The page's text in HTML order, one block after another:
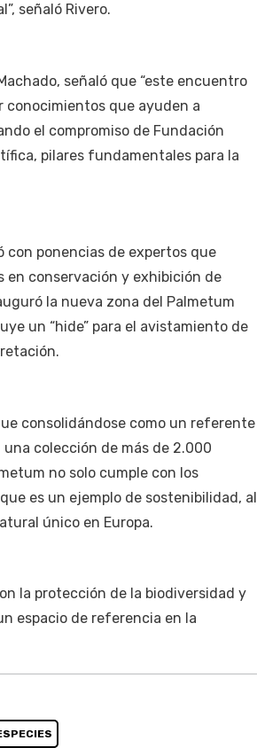
señaló Rivero.
señaló que “este encuentro
que ayuden a
el compromiso de Fundación
pilares fundamentales para la
con ponencias de expertos que
en conservación y exhibición de
la nueva zona del Palmetum
un “hide” para el avistamiento de
consolidándose como un referente
colección de más de 2.000
no solo cumple con los
es un ejemplo de sostenibilidad, al
único en Europa.
la protección de la biodiversidad y
espacio de referencia en la